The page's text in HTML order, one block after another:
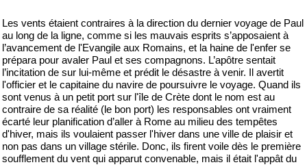
Les vents étaient contraires à la direction du dernier voyage de Paul
au long de la ligne, comme si les mauvais esprits s’apposaient à
l’avancement de l'Evangile aux Romains, et la haine de l'enfer se
prépara pour avaler Paul et ses compagnons. L’apôtre sentait
l’incitation de sur lui-même et prédit le désastre à venir. Il avertit
l'officier et le capitaine du navire de poursuivre le voyage. Quand ils
sont venus à un petit port sur l'île de Crète dont le nom est au
contraire de sa réalité (le bon port) les responsables ont vraiment
écarté leur planification d’aller à Rome au milieu des tempêtes
d'hiver, mais ils voulaient passer l'hiver dans une ville de plaisir et
non pas dans un village stérile. Donc, ils firent voile dès le première
soufflement du vent qui apparut convenable, mais il était l'appât du